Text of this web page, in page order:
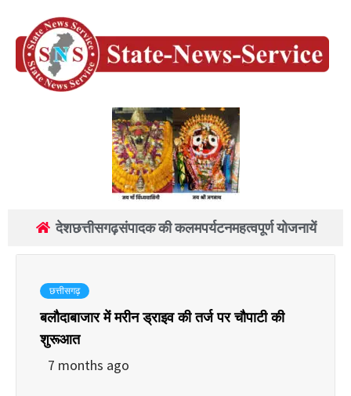
देशछत्तीसगढ़संपादक की कलमपर्यटनमहत्वपूर्ण योजनायें
छत्तीसगढ़
बलौदाबाजार में मरीन ड्राइव की तर्ज पर चौपाटी की
शुरूआत
7 months ago